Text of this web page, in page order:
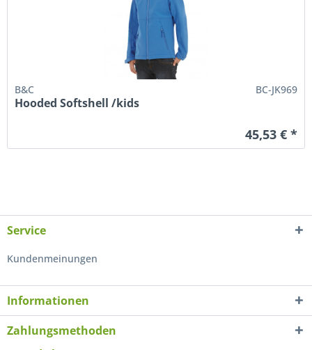
B&C BC-JK969
Hooded Softshell /kids
45,53 € *
Service
Kundenmeinungen
Informationen
Zahlungsmethoden